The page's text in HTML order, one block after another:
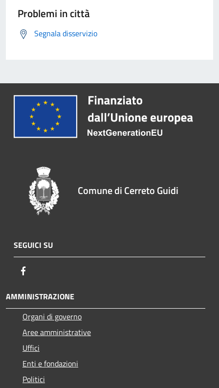
Problemi in città
Segnala disservizio
Comune di Cerreto Guidi
SEGUICI SU
AMMINISTRAZIONE
Organi di governo
Aree amministrative
Uffici
Enti e fondazioni
Politici